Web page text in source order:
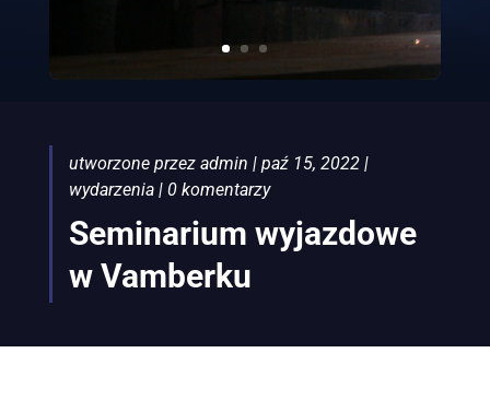
utworzone przez admin | paź 15, 2022|
wydarzenia| 0 komentarzy
Seminarium wyjazdowe
w Vamberku